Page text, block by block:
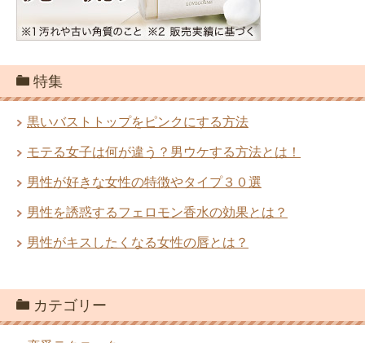
特集
黒いバストトップをピンクにする方法
モテる女子は何が違う？男ウケする方法とは！
男性が好きな女性の特徴やタイプ３０選
男性を誘惑するフェロモン香水の効果とは？
男性がキスしたくなる女性の唇とは？
カテゴリー